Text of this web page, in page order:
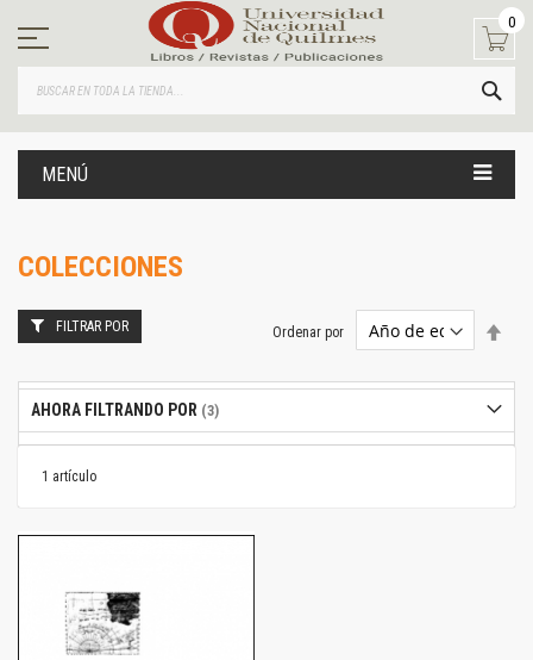
contenido
0
MENÚ
COLECCIONES
1 artículo
Ordenar por
FILTRAR POR
AHORA FILTRANDO POR